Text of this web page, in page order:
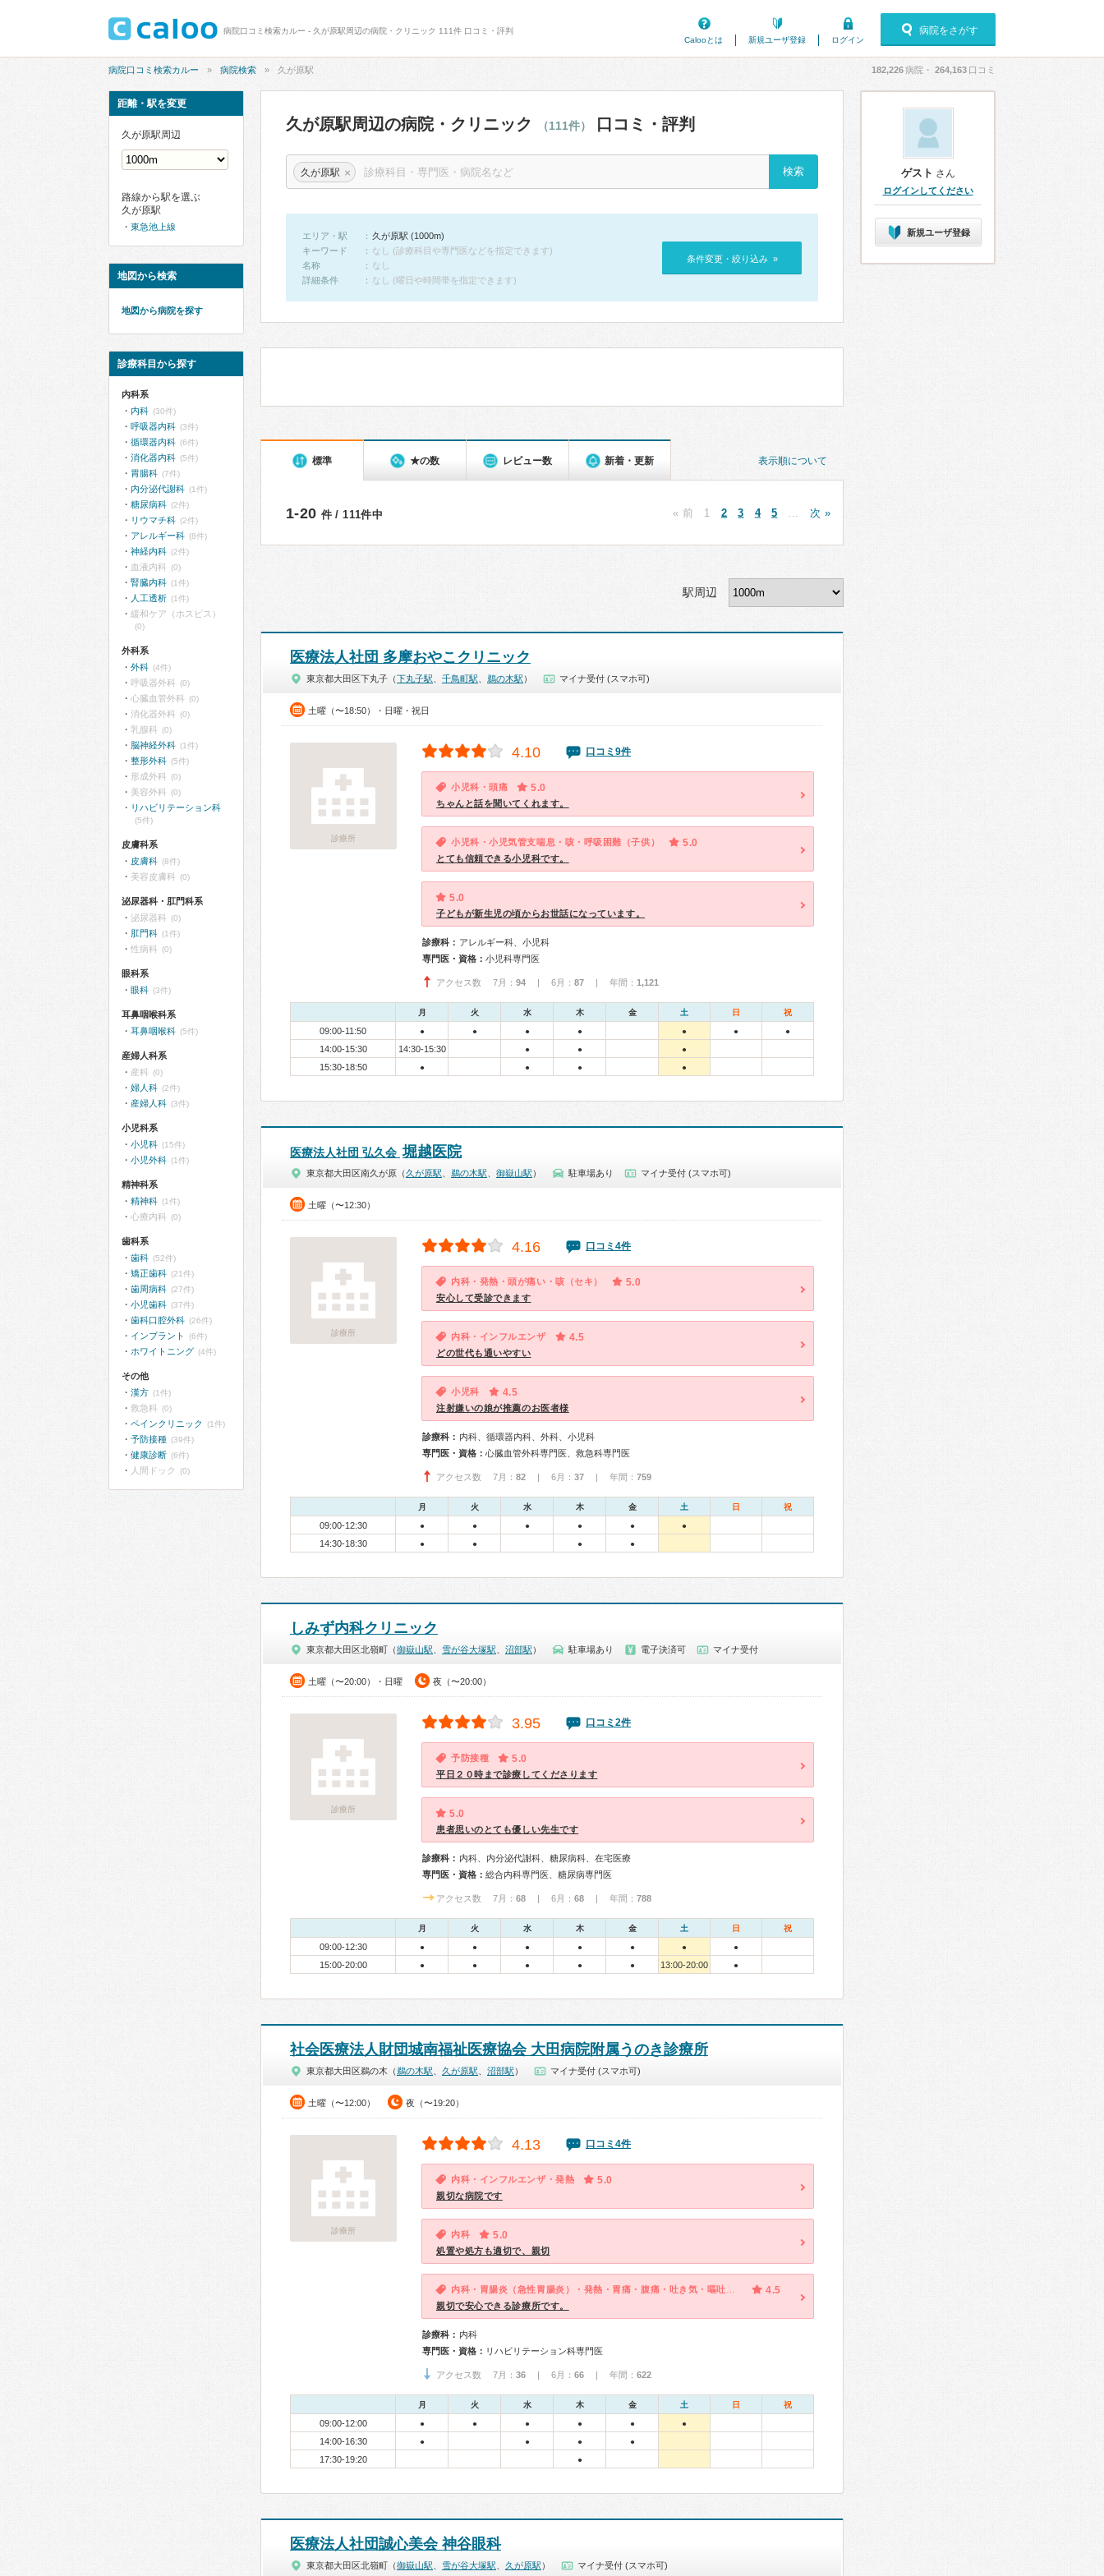
病院口コミ検索カルー - 久が原駅周辺の病院・クリニック 111件 口コミ・評判
Calooとは
新規ユーザ登録 ログイン
病院をさがす
病院口コミ検索カルー 病院検索 久が原駅 182,226病院・ 264,163 口コミ
久が原駅周辺の病院・クリニック （111件） 口コミ・評判
久が原駅 ×
エリア・駅
久が原駅 (1000m)
キーワード
なし (診療科目や専門医などを指定できます)
名称
なし
詳細条件
なし (曜日や時間帯を指定できます)
条件変更・絞り込み »
表示順について
標準 ★の数 レビュー数 新着・更新
1-20 件 / 111件中 « 前 1 2 3 4 5 次 »
駅周辺
医療法人社団 多摩おやこクリニック
東京都大田区下丸子（下丸子駅 千鳥町駅 鵜の木駅 ） マイナ受付 (スマホ可)
土曜（〜18:50）・日曜・祝日
診療所
4.10 口コミ9件
小児科・頭痛 5.0
ちゃんと話を聞いてくれます。
小児科・小児気管支喘息・咳・呼吸困難（子供） 5.0
とても信頼できる小児科です。
5.0
子どもが新生児の頃からお世話になっています。
診療科： アレルギー科、小児科
専門医・資格： 小児科専門医
アクセス数 7月： 94 | 6月： 87 | 年間： 1,121
月 火 水 木 金 土 日 祝
09:00-11:50 ● ● ● ● ● ● ●
14:00-15:30 14:30-15:30 ● ● ●
15:30-18:50 ● ● ● ●
医療法人社団 弘久会 堀越医院
東京都大田区南久が原（久が原駅 鵜の木駅 御嶽山駅 ） 駐車場あり マイナ受付 (スマホ可)
土曜（〜12:30）
診療所
4.16 口コミ4件
内科・発熱・頭が痛い・咳（セキ） 5.0
安心して受診できます
内科・インフルエンザ 4.5
どの世代も通いやすい
小児科 4.5
注射嫌いの娘が推薦のお医者様
診療科： 内科、循環器内科、外科、小児科
専門医・資格： 心臓血管外科専門医、救急科専門医
アクセス数 7月： 82 | 6月： 37 | 年間： 759
月 火 水 木 金 土 日 祝
09:00-12:30 ● ● ● ● ● ●
14:30-18:30 ● ● ● ●
しみず内科クリニック
東京都大田区北嶺町（御嶽山駅 雪が谷大塚駅 沼部駅 ） 駐車場あり 電子決済可 マイナ受付
土曜（〜20:00）・日曜 夜（〜20:00）
診療所
3.95 口コミ2件
予防接種 5.0
平日２０時まで診療してくださります
5.0
患者思いのとても優しい先生です
診療科： 内科、内分泌代謝科、糖尿病科、在宅医療
専門医・資格： 総合内科専門医、糖尿病専門医
アクセス数 7月： 68 | 6月： 68 | 年間： 788
月 火 水 木 金 土 日 祝
09:00-12:30 ● ● ● ● ● ● ●
15:00-20:00 ● ● ● ● ● 13:00-20:00 ●
社会医療法人財団城南福祉医療協会 大田病院附属うのき診療所
東京都大田区鵜の木（ 鵜の木駅 久が原駅 沼部駅 ） マイナ受付 (スマホ可)
土曜（〜12:00） 夜（〜19:20）
診療所
4.13 口コミ4件
内科・インフルエンザ・発熱 5.0
親切な病院です
内科 5.0
処置や処方も適切で、親切
4.5
親切で安心できる診療所です。
診療科： 内科
専門医・資格： リハビリテーション科専門医
アクセス数 7月： 36 | 6月： 66 | 年間： 622
月 火 水 木 金 土 日 祝
09:00-12:00 ● ● ● ● ● ●
14:00-16:30 ● ● ● ●
17:30-19:20 ●
医療法人社団誠心美会 神谷眼科
東京都大田区北嶺町（御嶽山駅 雪が谷大塚駅 久が原駅 ） マイナ受付 (スマホ可)
距離・駅を変更
久が原駅周辺
路線から駅を選ぶ
久が原駅
東急池上線
地図から検索
地図から病院を探す
診療科目から探す
内科系
内科 (30件)
呼吸器内科 (3件)
循環器内科 (6件)
消化器内科 (5件)
胃腸科 (7件)
内分泌代謝科 (1件)
糖尿病科 (2件)
リウマチ科 (2件)
アレルギー科 (8件)
神経内科 (2件)
血液内科 (0)
腎臓内科 (1件)
人工透析 (1件)
緩和ケア（ホスピス）
(0)
外科系
外科 (4件)
呼吸器外科 (0)
心臓血管外科 (0)
消化器外科 (0)
乳腺科 (0)
脳神経外科 (1件)
整形外科 (5件)
形成外科 (0)
美容外科 (0)
リハビリテーション科
(5件)
皮膚科系
皮膚科 (8件)
美容皮膚科 (0)
泌尿器科・肛門科系
泌尿器科 (0)
肛門科 (1件)
性病科 (0)
眼科系
眼科 (3件)
耳鼻咽喉科系
耳鼻咽喉科 (5件)
産婦人科系
産科 (0)
婦人科 (2件)
産婦人科 (3件)
小児科系
小児科 (15件)
小児外科 (1件)
精神科系
精神科 (1件)
心療内科 (0)
歯科系
歯科 (52件)
矯正歯科 (21件)
歯周病科 (27件)
小児歯科 (37件)
歯科口腔外科 (26件)
インプラント (6件)
ホワイトニング (4件)
その他
漢方 (1件)
救急科 (0)
ペインクリニック (1件)
予防接種 (39件)
健康診断 (6件)
人間ドック (0)
ゲスト さん
ログインしてください
新規ユーザ登録